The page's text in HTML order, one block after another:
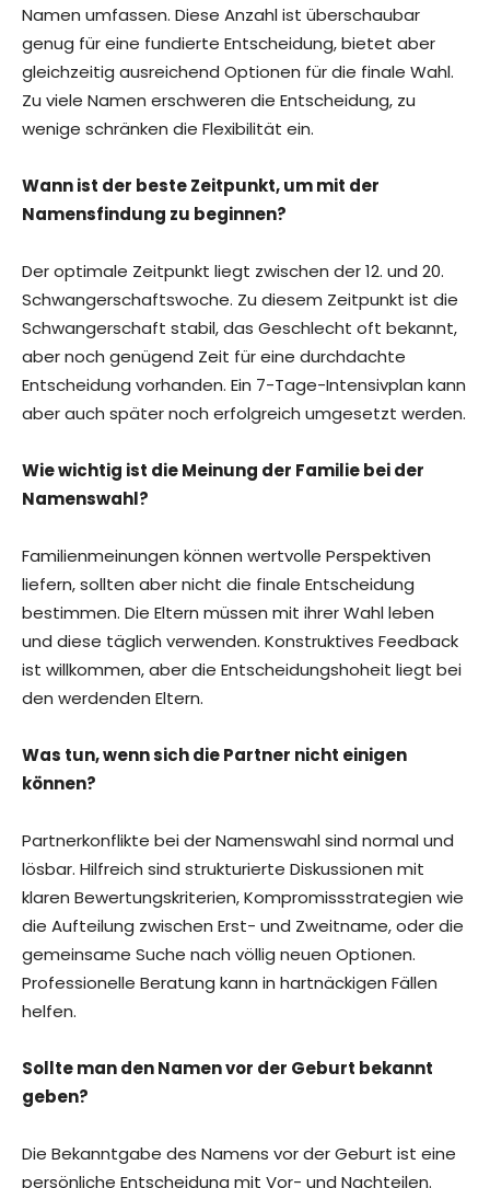
Namen umfassen. Diese Anzahl ist überschaubar
genug für eine fundierte Entscheidung, bietet aber
gleichzeitig ausreichend Optionen für die finale Wahl.
Zu viele Namen erschweren die Entscheidung, zu
wenige schränken die Flexibilität ein.
Wann ist der beste Zeitpunkt, um mit der
Namensfindung zu beginnen?
Der optimale Zeitpunkt liegt zwischen der 12. und 20.
Schwangerschaftswoche. Zu diesem Zeitpunkt ist die
Schwangerschaft stabil, das Geschlecht oft bekannt,
aber noch genügend Zeit für eine durchdachte
Entscheidung vorhanden. Ein 7-Tage-Intensivplan kann
aber auch später noch erfolgreich umgesetzt werden.
Wie wichtig ist die Meinung der Familie bei der
Namenswahl?
Familienmeinungen können wertvolle Perspektiven
liefern, sollten aber nicht die finale Entscheidung
bestimmen. Die Eltern müssen mit ihrer Wahl leben
und diese täglich verwenden. Konstruktives Feedback
ist willkommen, aber die Entscheidungshoheit liegt bei
den werdenden Eltern.
Was tun, wenn sich die Partner nicht einigen
können?
Partnerkonflikte bei der Namenswahl sind normal und
lösbar. Hilfreich sind strukturierte Diskussionen mit
klaren Bewertungskriterien, Kompromissstrategien wie
die Aufteilung zwischen Erst- und Zweitname, oder die
gemeinsame Suche nach völlig neuen Optionen.
Professionelle Beratung kann in hartnäckigen Fällen
helfen.
Sollte man den Namen vor der Geburt bekannt
geben?
Die Bekanntgabe des Namens vor der Geburt ist eine
persönliche Entscheidung mit Vor- und Nachteilen.